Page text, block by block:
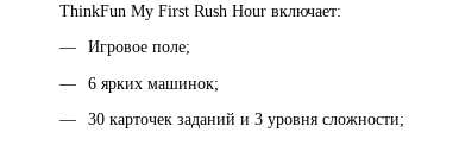
ThinkFun My First Rush Hour включает:
Игровое поле;
6 ярких машинок;
30 карточек заданий и 3 уровня сложности;